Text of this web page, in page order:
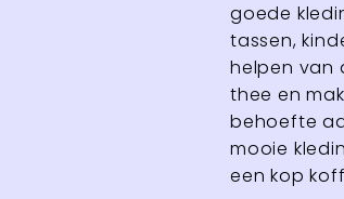
goede
tassen,
helpen van
thee en
behoefte
mooie
een kop